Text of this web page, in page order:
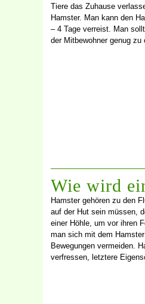
Tiere das Zuhause
Hamster. Man kann den
– 4 Tage verreist. Man
der Mitbewohner genug
Wie wird
Hamster gehören zu den
auf der Hut sein müssen,
einer Höhle, um vor ihren
man sich mit dem
Bewegungen vermeiden.
verfressen, letztere